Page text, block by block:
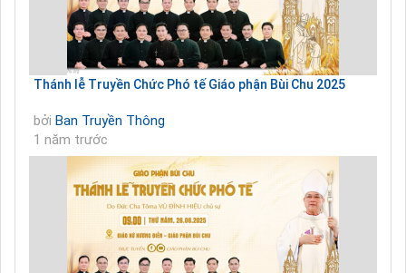
Thánh lễ Truyền Chức Phó tế Giáo phận Bùi Chu 2025
bởi Ban Truyền Thông
1 năm trước